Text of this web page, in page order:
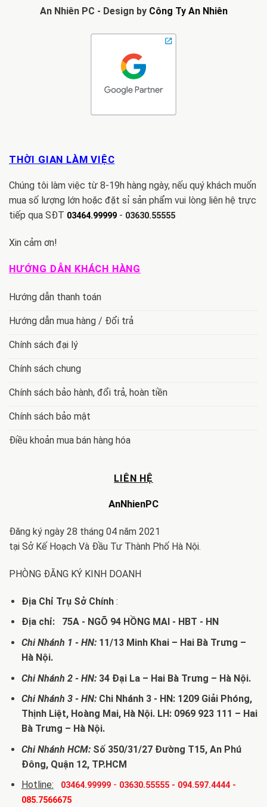
An Nhiên PC - Design by Công Ty An Nhiên
THỜI GIAN LÀM VIỆC
Chúng tôi làm việc từ 8-19h hàng ngày, nếu quý khách muốn
mua số lượng lớn hoặc đặt sỉ sản phẩm vui lòng liên hệ trực
tiếp qua SĐT 03464.99999 - 03630.55555
Xin cảm ơn!
HƯỚNG DẪN KHÁCH HÀNG
Hướng dẫn thanh toán
Hướng dẫn mua hàng / Đổi trả
Chính sách đại lý
Chính sách chung
Chính sách bảo hành, đổi trả, hoàn tiền
Chính sách bảo mật
Điều khoản mua bán hàng hóa
LIÊN HỆ
AnNhienPC
Đăng ký ngày 28 tháng 04 năm 2021
tại Sở Kế Hoạch Và Đầu Tư Thành Phố Hà Nội.
PHÒNG ĐĂNG KÝ KINH DOANH
Địa Chỉ Trụ Sở Chính:
Địa chỉ: 75A - NGÕ 94 HỒNG MAI - HBT - HN
Chi Nhánh 1 - HN:11/13 Minh Khai – Hai Bà Trưng –
Hà Nội.
Chi Nhánh 2 - HN:34 Đại La – Hai Bà Trưng – Hà Nội.
Chi Nhánh 3 - HN:Chi Nhánh 3 - HN: 1209 Giải Phóng,
Thịnh Liệt, Hoàng Mai, Hà Nội. LH: 0969 923 111 – Hai
Bà Trưng – Hà Nội.
Chi Nhánh HCM:Số 350/31/27 Đường T15, An Phú
Đông, Quận 12, TP.HCM
Hotline:
03464.99999- 03630.55555- 094.597.4444-
085.7566675